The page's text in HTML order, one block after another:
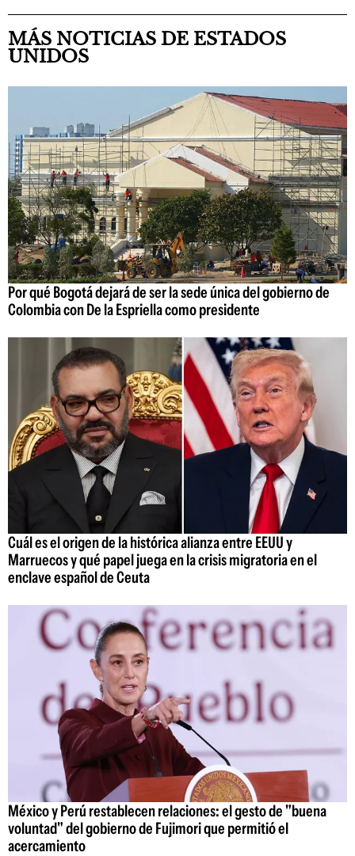
MÁS NOTICIAS DE ESTADOS
UNIDOS
Por qué Bogotá dejará de ser la sede única del gobierno de
Colombia con De la Espriella como presidente
Cuál es el origen de la histórica alianza entre EEUU y
Marruecos y qué papel juega en la crisis migratoria en el
enclave español de Ceuta
México y Perú restablecen relaciones: el gesto de "buena
voluntad" del gobierno de Fujimori que permitió el
acercamiento